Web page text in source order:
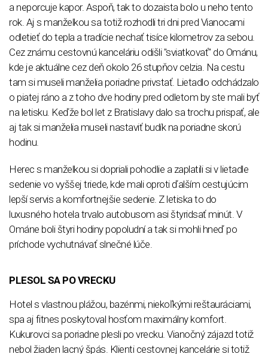
a neporcuje kapor. Aspoň, tak to dozaista bolo u neho tento
rok. Aj s manželkou sa totiž rozhodli tri dni pred Vianocami
odletieť do tepla a tradície nechať tisíce kilometrov za sebou.
Cez známu cestovnú kanceláriu odišli "sviatkovať" do Ománu,
kde je aktuálne cez deň okolo 26 stupňov celzia. Na cestu
tam si museli manželia poriadne privstať. Lietadlo odchádzalo
o piatej ráno a z toho dve hodiny pred odletom by ste mali byť
na letisku. Keďže bol let z Bratislavy dalo sa trochu prispať, ale
aj tak si manželia museli nastaviť budík na poriadne skorú
hodinu.
Herec s manželkou si dopriali pohodlie a zaplatili si v lietadle
sedenie vo vyššej triede, kde mali oproti ďalším cestujúcim
lepší servis a komfortnejšie sedenie. Z letiska to do
luxusného hotela trvalo autobusom asi štyridsať minút. V
Ománe boli štyri hodiny popoludní a tak si mohli hneď po
príchode vychutnávať slnečné lúče.
PLESOL SA PO VRECKU
Hotel s vlastnou plážou, bazénmi, niekoľkými reštauráciami,
spa aj fitnes poskytoval hosťom maximálny komfort.
Kukurovci sa poriadne plesli po vrecku. Vianočný zájazd totiž
nebol žiaden lacný špás. Klienti cestovnej kancelárie si totiž